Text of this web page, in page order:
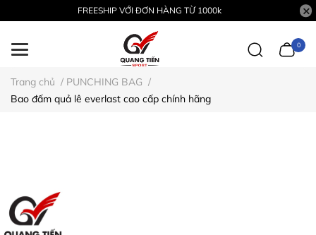
FREESHIP VỚI ĐƠN HÀNG TỪ 1000k
0
Trang chủ / PUNCHING BAG /
Bao đấm quả lê everlast cao cấp chính hãng